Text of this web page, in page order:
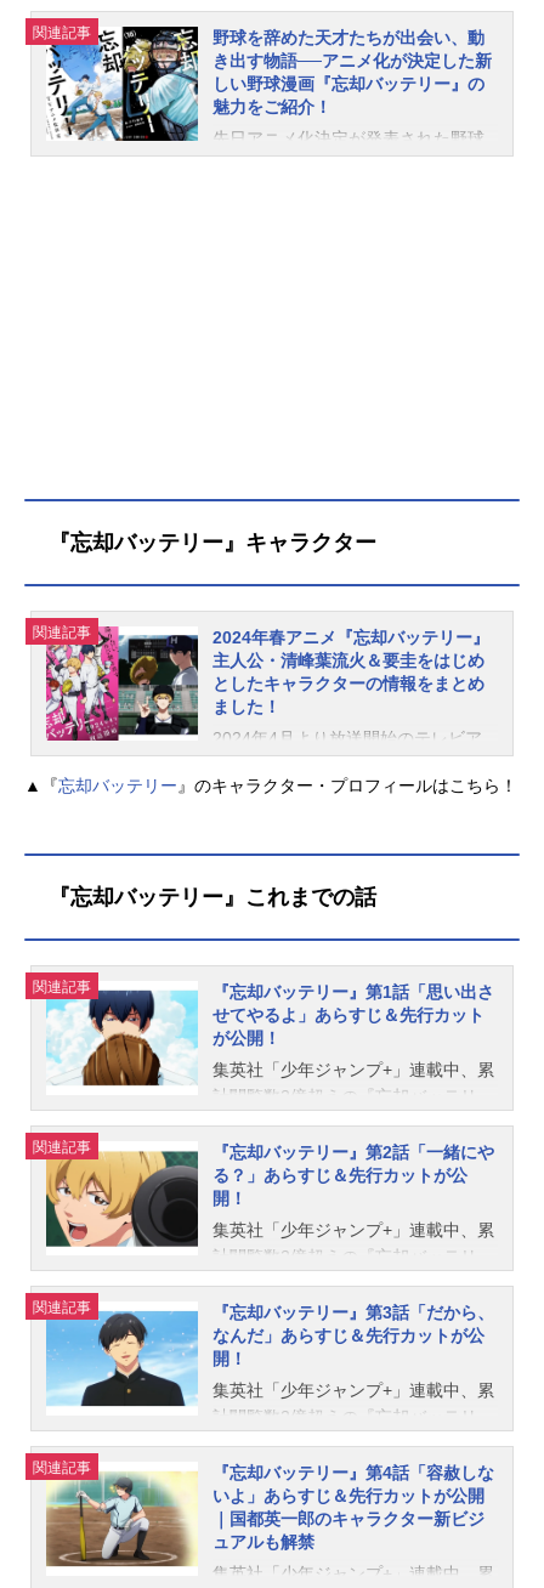
葵：阿座上洋平千早瞬平：島﨑信長
山田太郎：梶裕貴土屋和季：山谷祥
生国都英一郎：大塚剛央巻田広伸：
石井マーク桐島秋斗：河西健吾スタ
ッフ未発表(C)みかわ絵子／集英社・
関連記事
野球を辞めた天才たちが出会い、動
き出す物語──アニメ化が決定した新
しい野球漫画『忘却バッテリー』の
魅力をご紹介！
先日アニメ化決定が発表された野球
ャグ満載の男子高校生の日常、そし
リー』の魅力に触れてみてくださ
完全無欠の剛腕投手・清峰葉流火、
切れ者捕手の“智将”・要圭の怪物バッ
テリー。全国の強豪校からスカウト
故か野球無名校の東京都立小手指高
校だった。さらに圭は記憶喪失で野
ざかっていた天才たちも、偶然同じ
高校に入学しており...。巡り合い、
再び動き出す彼らの高校野球ストー
リーがいま始まる―!（公式より引
用） キャラクター「完全無欠...
『忘却バッテリー』キャラクター
関連記事
2024年春アニメ『忘却バッテリー』
主人公・清峰葉流火＆要圭をはじめ
としたキャラクターの情報をまとめ
ました！
2024年4月より放送開始のテレビア
アプリ「少年ジャンプ＋」で連載中
憶喪失という今までの野球漫画にな
ンスのギャグとシリアスなどが読者
の心を掴み、たちまち人気作品に。
ファンにとっては待望のアニメ化で
あり、今年の春アニメの中でも注目
の1作品と言えるでしょう。本稿では
そんな『忘却バッテリー』の登場キ
ャラクターの情報や出演声優情報を
まとめてお届けします。※本記事は
若干のネタバレが含まれます。 都
立小手指高校（とりつこてさしこう
こう）勉強においても部活動におい
ても平凡な公立高校。野球部も部で
はなく同好会だったが、清峰たちが
入部したことで部活動となったた
め、当然野球では無名。【ポイント
還元版(10%)】【コミック】忘却バッ
テリー1～11巻セット清峰葉流火（き
よみねはるか）「圭じゃなきゃ、俺
の球は捕れない」シニア時代に完全
無欠を誇った剛腕投手で、打撃に関
しても天才的なセンスの持ち主。野
球名門校から多数のスカウトを受け
ていたものの、幼馴染である要と...
▲『忘却バッテリー 』のキャラクター・プロフィールはこちら！
『忘却バッテリー』これまでの話
関連記事
『忘却バッテリー』第1話「思い出さ
せてやるよ」あらすじ＆先行カット
が公開！
集英社「少年ジャンプ+」連載中、累
計閲覧数2億超えの『忘却バッテリ
ー』（著・みかわ絵子）。本作のTV
アニメが、2024年4月9日（火）から
テレビ東京系・AT-Xにて放送開始と
なります。このたび、#01（第1話）
「思い出させてやるよ」のあらすじ
＆先行カットが公開されました。01
「思い出させてやるよ」あらすじ中
学で野球を諦め、野球無名高校に進
学した山田太郎。そこで、かつて打
ちのめされた中学最強のバッテリー
――清峰葉流火、要圭と出会う。だ
が、この高校に野球部はないはず。
しかも圭は記憶喪失のようで……⁉放
送情報テレ東：4月9日（火）深夜24
時00分～テレビ大阪：4月9日（火）
深夜24時00分～テレビ愛知：4月9日
（火）深夜24時00分～テレビせとう
ち：4月9日（火）深夜24時00分～テ
関連記事
『忘却バッテリー』第2話「一緒にや
る？」あらすじ＆先行カットが公
開！
集英社「少年ジャンプ+」連載中、累
計閲覧数2億超えの『忘却バッテリ
ー』（著・みかわ絵子）。本作のTV
アニメが、2024年4月9日（火）から
テレビ東京系・AT-Xにて放送中で
す。このたび、#02（第2話）「一緒
にやる？」のあらすじ＆先行カット
が公開されました。第2話「一緒にや
る？」あらすじ相変わらず圭は野球
を拒否していたが、葉流火がある取
り引きをもちかけ、渋々バッティン
グ練習をすることに。一方、山田と
同じく最強バッテリーに夢を打ち砕
かれた藤堂葵と千早瞬平は、その光
関連記事
『忘却バッテリー』第3話「だから、
なんだ」あらすじ＆先行カットが公
開！
集英社「少年ジャンプ+」連載中、累
計閲覧数2億超えの『忘却バッテリ
ー』（著・みかわ絵子）。本作のTV
アニメが、2024年4月9日（火）から
テレビ東京系・AT-Xにて放送中で
す。このたび、#03（第3話）「だか
ら、なんだ」のあらすじ＆先行カッ
トが公開されました。第3話「だか
関連記事
『忘却バッテリー』第4話「容赦しな
いよ」あらすじ＆先行カットが公開
｜国都英一郎のキャラクター新ビジ
ュアルも解禁
集英社「少年ジャンプ+」連載中、累